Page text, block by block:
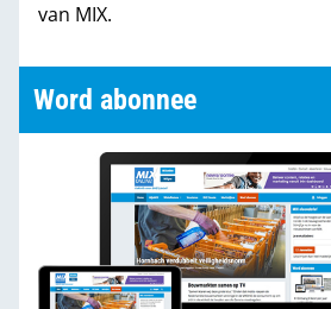
van MIX.
Word abonnee